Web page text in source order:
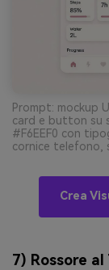
Prompt: mockup
card e button su
#F6EEF0 con
cornice telefono,
Crea
7) Rossore